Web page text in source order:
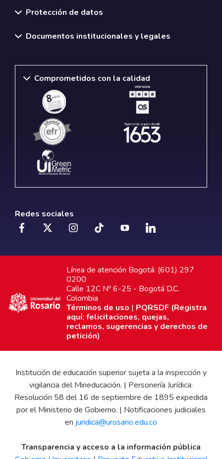
Protección de datos
Documentos institucionales y legales
Comprometidos con la calidad
Redes sociales
Línea de atención Bogotá: (601) 297
0200
Calle 12C Nº 6-25 - Bogotá D.C.
Colombia
Términos de uso | PQRSDF (Registra
aquí: felicitaciones, quejas,
reclamos, sugerencias y derechos de
petición)
Institución de educación superior sujeta a la inspección y
vigilancia del Mineducación. | Personería Jurídica:
Resolución 58 del 16 de septiembre de 1895 expedida
por el Ministerio de Gobierno. | Notificaciones judiciales
en juridica@urosario.edu.co
Transparencia y acceso a la información pública